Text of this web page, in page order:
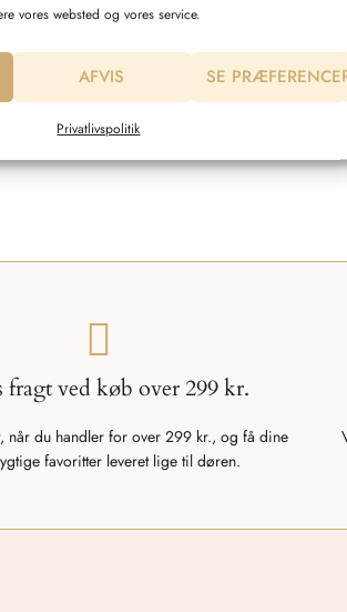
vores websted og vores service.
AFVIS SE
Privatlivspolitik
fragt ved køb over 299 kr.
når du handler for over 299 kr., og få dine
favoritter leveret lige til døren.